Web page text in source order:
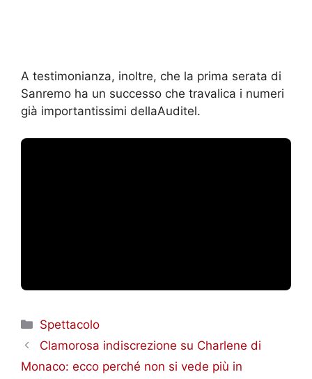
A testimonianza, inoltre, che la prima serata di
Sanremo ha un successo che travalica i numeri
già importantissimi dellaAuditel.
Categorie
Spettacolo
Clamorosa indiscrezione su Charlene di
Monaco: ecco perché non si vede più in